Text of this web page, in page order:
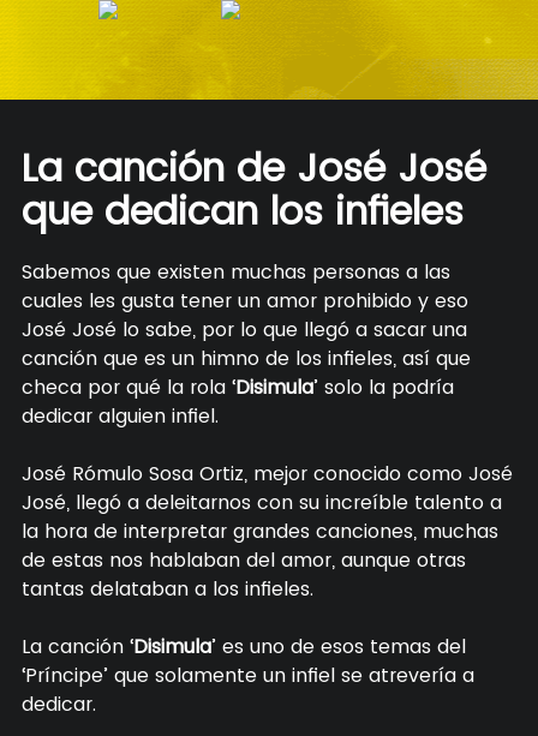
La canción de José José
que dedican los infieles
Sabemos que existen muchas personas a las
cuales les gusta tener un amor prohibido y eso
José José lo sabe, por lo que llegó a sacar una
canción que es un himno de los infieles, así que
checa por qué la rola ‘Disimula’ solo la podría
dedicar alguien infiel.
José Rómulo Sosa Ortiz, mejor conocido como José
José, llegó a deleitarnos con su increíble talento a
la hora de interpretar grandes canciones, muchas
de estas nos hablaban del amor, aunque otras
tantas delataban a los infieles.
La canción ‘Disimula’ es uno de esos temas del
‘Príncipe’ que solamente un infiel se atrevería a
dedicar.